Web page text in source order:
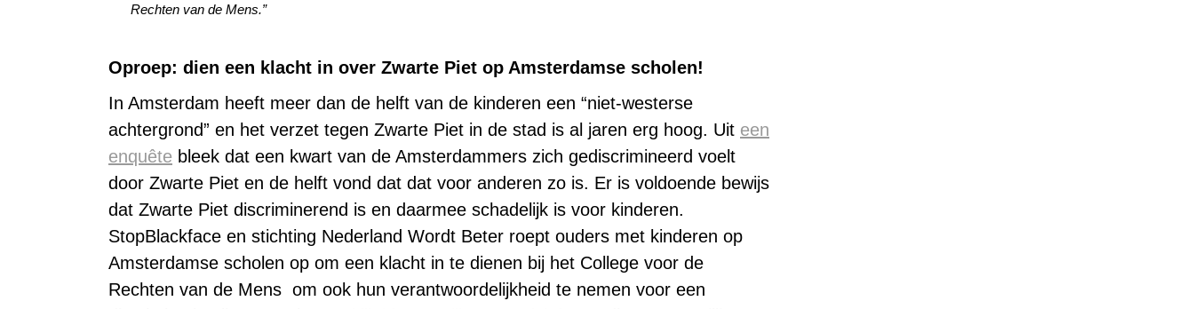
Rechten van de Mens.”
Oproep: dien een klacht in over Zwarte Piet op Amsterdamse scholen!
In Amsterdam heeft meer dan de helft van de kinderen een “niet-westerse
achtergrond” en het verzet tegen Zwarte Piet in de stad is al jaren erg hoog. Uit een
enquête bleek dat een kwart van de Amsterdammers zich gediscrimineerd voelt
door Zwarte Piet en de helft vond dat dat voor anderen zo is. Er is voldoende bewijs
dat Zwarte Piet discriminerend is en daarmee schadelijk is voor kinderen.
StopBlackface en stichting Nederland Wordt Beter roept ouders met kinderen op
Amsterdamse scholen op om een klacht in te dienen bij het College voor de
Rechten van de Mens om ook hun verantwoordelijkheid te nemen voor een